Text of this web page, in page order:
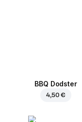
BBQ Dodster
4,50 €